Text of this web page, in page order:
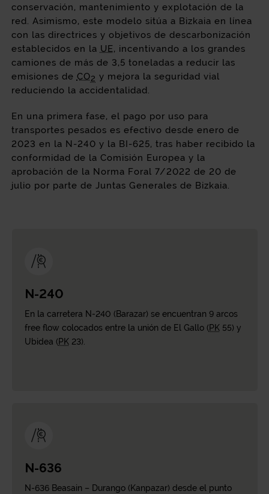
conservación, mantenimiento y explotación de la
red. Asimismo, este modelo sitúa a Bizkaia en línea
con las directrices y objetivos de descarbonización
establecidos en la UE, incentivando a los grandes
camiones de más de 3,5 toneladas a reducir las
emisiones de CO2 y mejora la seguridad vial
reduciendo la accidentalidad.
En una primera fase, el pago por uso para
transportes pesados es efectivo desde enero de
2023 en la N-240 y la BI-625, tras haber recibido la
conformidad de la Comisión Europea y la
aprobación de la Norma Foral 7/2022 de 20 de
julio por parte de Juntas Generales de Bizkaia.
N-240
En la carretera N-240 (Barazar) se encuentran 9 arcos
free flow colocados entre la unión de El Gallo (PK55) y
Ubidea (PK23).
N-636
N-636 Beasain – Durango (Kanpazar) desde el punto